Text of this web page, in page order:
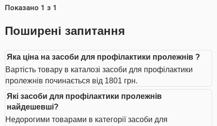
Показано 1 з 1
Поширені запитання
Яка ціна на засоби для профілактики пролежнів ?
Вартість товару в каталозі засоби для профілактики
пролежнів починається від 1801 грн.
Які засоби для профілактики пролежнів
найдешевші?
Недорогими товарами в категорії засоби для